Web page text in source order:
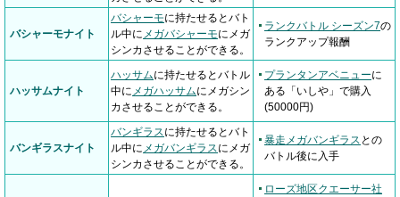
バシャーモナイト
バシャーモに持たせるとバト
ル中に メガバシャーモにメガ
シンカさせることができる。
ランクバトル シーズン7の
ランクアップ報酬
ハッサムナイト
ハッサムに持たせるとバトル
中に メガハッサムにメガシン
カさせることができる。
プランタンアベニューに
ある「いしや」で購入
(50000円)
バンギラスナイト
バンギラス に持たせるとバト
ル中に メガバンギラス にメガ
シンカさせることができる。
暴走メガバンギラス との
バトル後に入手
ローズ地区クエーサー社